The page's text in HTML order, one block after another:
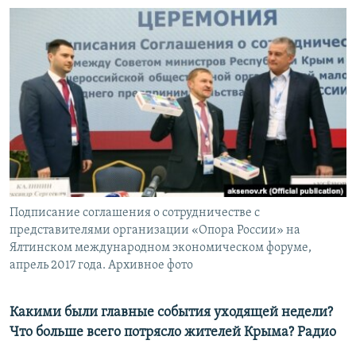
ТЕЛЕПРОЕКТ КРЫМ.РЕАЛИИ
СОВЕТЫ ПРАВОЗАЩИТНИКОВ
ПРОПАВШИЕ БЕЗ ВЕСТИ
ПОБЕДИТЕЛЕЙ НЕ СУДЯТ?
КРЫМ.НЕПОКОРЕННЫЙ
ELIFBE
УКРАИНСКАЯ ПРОБЛЕМА КРЫМА
Qırımtatar
ПРИСОЕДИНЯЙТЕСЬ!
Все сайты RFE/RL
Подписание соглашения о сотрудничестве с
представителями организации «Опора России» на
Ялтинском международном экономическом форуме,
апрель 2017 года. Архивное фото
Какими были главные события уходящей недели?
Что больше всего потрясло жителей Крыма? Радио